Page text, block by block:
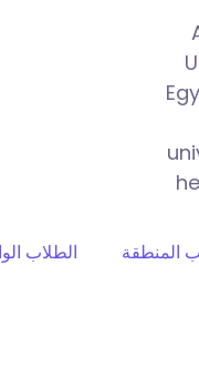
المنطقة الطلاب